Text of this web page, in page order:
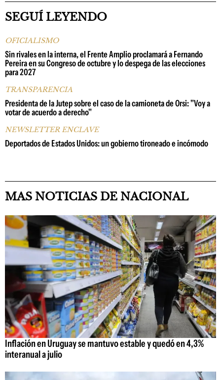
SEGUÍ LEYENDO
OFICIALISMO
Sin rivales en la interna, el Frente Amplio proclamará a Fernando
Pereira en su Congreso de octubre y lo despega de las elecciones
para 2027
TRANSPARENCIA
Presidenta de la Jutep sobre el caso de la camioneta de Orsi: "Voy a
votar de acuerdo a derecho"
NEWSLETTER ENCLAVE
Deportados de Estados Unidos: un gobierno tironeado e incómodo
MAS NOTICIAS DE NACIONAL
Inflación en Uruguay se mantuvo estable y quedó en 4,3%
interanual a julio